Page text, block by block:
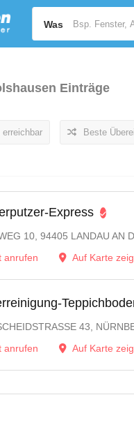
Was
Einträge
Beste
Express
10, 94405 LANDAU AN
anrufen
Auf Karte
43,
anrufen
Auf Karte